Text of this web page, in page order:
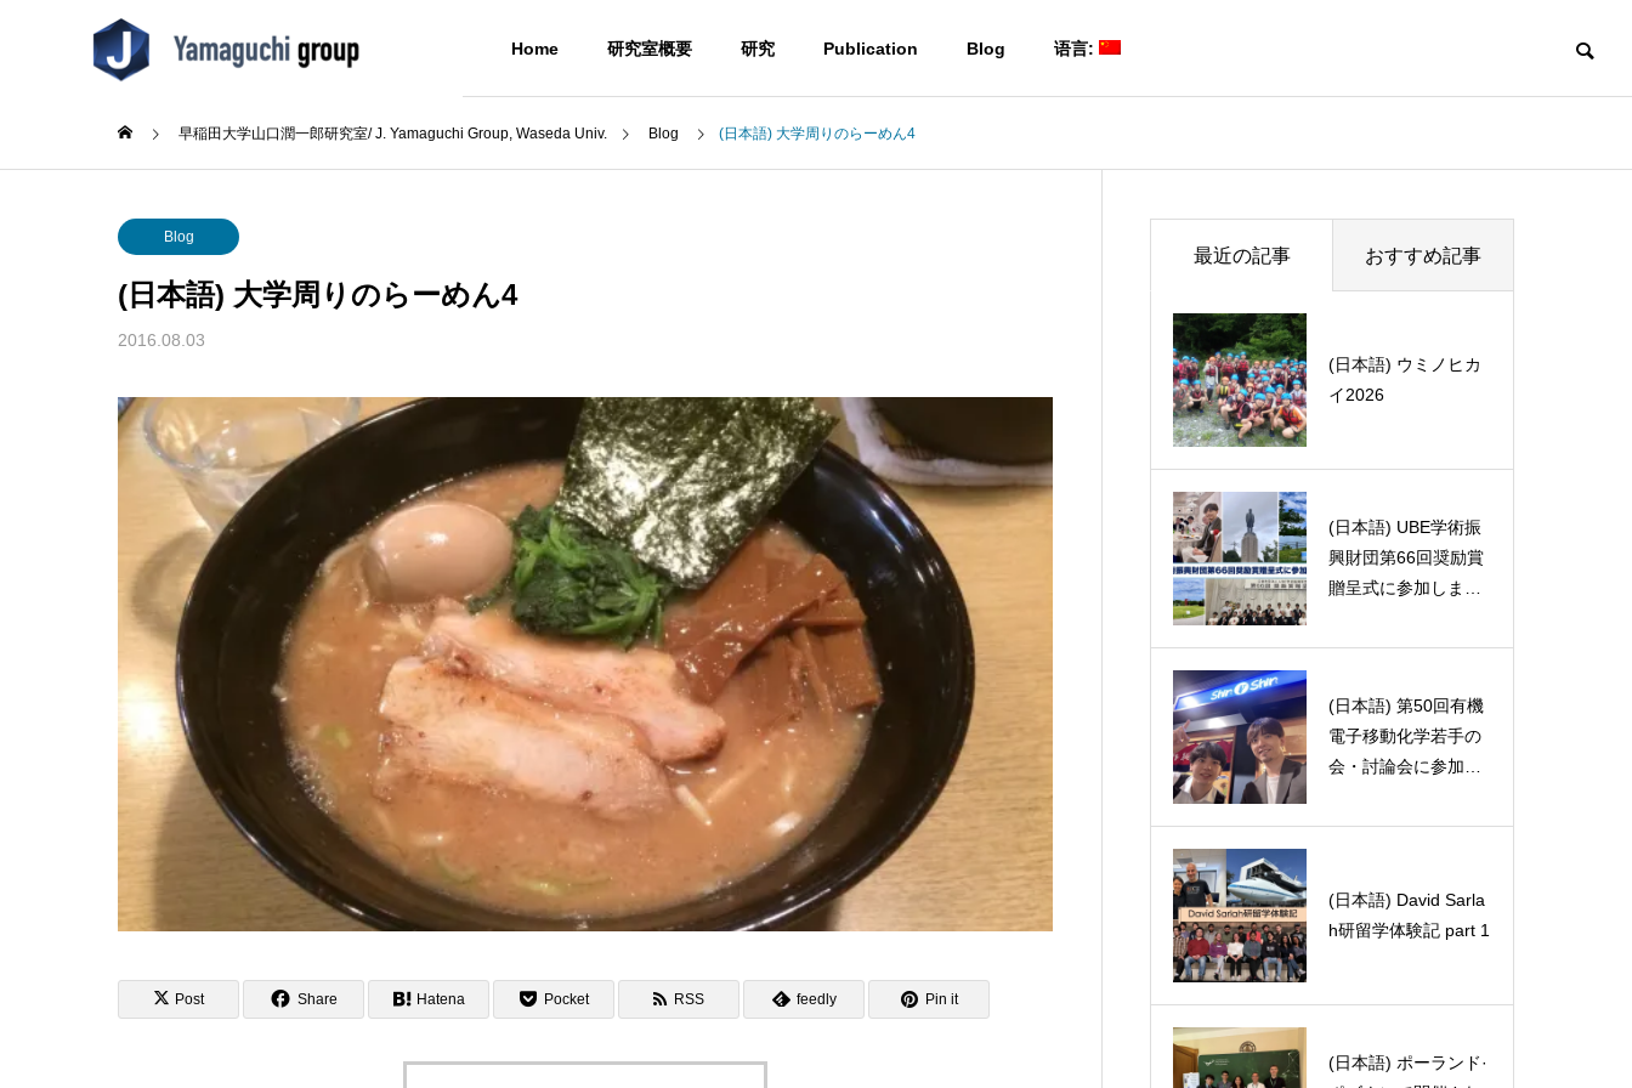
Home 研究室概要 研究 Publication Blog 语言:
About Us
Blog
(日本語) ウミノヒカイ2026
(日本語) UBE学術振興財団第6
6回奨励賞贈呈式に参加しまし
(日本語) 第50回有機電子移動
化学若手の会・討論会に参加
しました。
(日本語) David Sarlah研留学
体験記 part 1
で開催された
早稲田大学山口潤一郎研究室/ J. Yamaguchi Group, Waseda Univ. Blog (日本語) 大学周りのらーめん4
Blog
(日本語) 大学周りのらーめん4
2016.08.03
Post Share Hatena Pocket RSS feedly Pin it
最近の記事 おすすめ記事
(日本語) ウミノヒカ
イ2026
(日本語) UBE学術振
興財団第66回奨励賞
贈呈式に参加しまし
(日本語) 第50回有機
電子移動化学若手の
会・討論会に参加し
(日本語) David Sarla
h研留学体験記 part 1
(日本語) ポーランド·
演会で講演してきま
した
(日本語) 雨の匂い
(日本語) 最終講義20
(日本語) 真空ポンプ
は自分で洗おう！
(日本語) IKCOC-15